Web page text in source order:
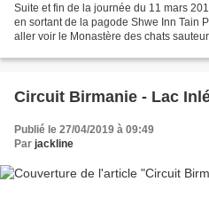
Suite et fin de la journée du 11 mars
en sortant de la pagode Shwe Inn Tain
aller voir le Monastère des chats
Circuit Birmanie - Lac
Publié le 27/04/2019 à 09:49
Par jackline